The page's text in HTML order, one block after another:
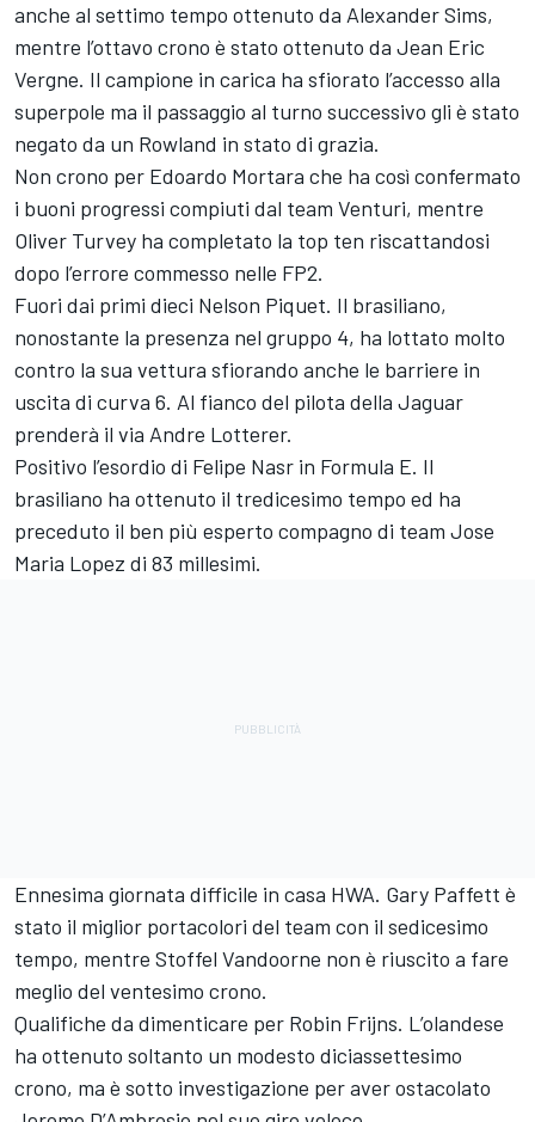
anche al settimo tempo ottenuto da Alexander Sims,
mentre l’ottavo crono è stato ottenuto da Jean Eric
Vergne. Il campione in carica ha sfiorato l’accesso alla
superpole ma il passaggio al turno successivo gli è stato
negato da un Rowland in stato di grazia.
Non crono per Edoardo Mortara che ha così confermato
i buoni progressi compiuti dal team Venturi, mentre
Oliver Turvey ha completato la top ten riscattandosi
dopo l’errore commesso nelle FP2.
Fuori dai primi dieci Nelson Piquet. Il brasiliano,
nonostante la presenza nel gruppo 4, ha lottato molto
contro la sua vettura sfiorando anche le barriere in
uscita di curva 6. Al fianco del pilota della Jaguar
prenderà il via Andre Lotterer.
Positivo l’esordio di Felipe Nasr in Formula E. Il
brasiliano ha ottenuto il tredicesimo tempo ed ha
preceduto il ben più esperto compagno di team Jose
Maria Lopez di 83 millesimi.
Ennesima giornata difficile in casa HWA. Gary Paffett è
stato il miglior portacolori del team con il sedicesimo
tempo, mentre Stoffel Vandoorne non è riuscito a fare
meglio del ventesimo crono.
Qualifiche da dimenticare per Robin Frijns. L’olandese
ha ottenuto soltanto un modesto diciassettesimo
crono, ma è sotto investigazione per aver ostacolato